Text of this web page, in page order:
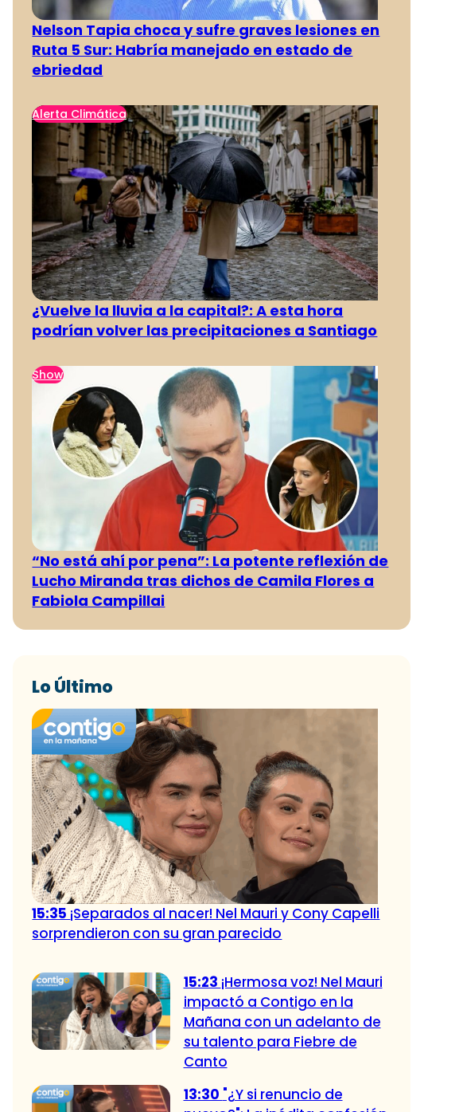
Nelson Tapia choca y sufre graves lesiones en
Ruta 5 Sur: Habría manejado en estado de
ebriedad
Alerta Climática
¿Vuelve la lluvia a la capital?: A esta hora
podrían volver las precipitaciones a Santiago
Show
“No está ahí por pena”: La potente reflexión de
Lucho Miranda tras dichos de Camila Flores a
Fabiola Campillai
Lo Último
15:35 ¡Separados al nacer! Nel Mauri y Cony Capelli
sorprendieron con su gran parecido
15:23 ¡Hermosa voz! Nel Mauri
impactó a Contigo en la
Mañana con un adelanto de
su talento para Fiebre de
Canto
13:30 "¿Y si renuncio de